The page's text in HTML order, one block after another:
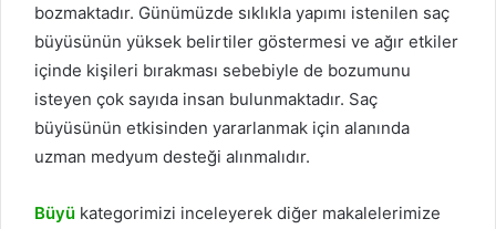
bozmaktadır. Günümüzde sıklıkla yapımı istenilen saç
büyüsünün yüksek belirtiler göstermesi ve ağır etkiler
içinde kişileri bırakması sebebiyle de bozumunu
isteyen çok sayıda insan bulunmaktadır. Saç
büyüsünün etkisinden yararlanmak için alanında
uzman medyum desteği alınmalıdır.
Büyü kategorimizi inceleyerek diğer makalelerimize